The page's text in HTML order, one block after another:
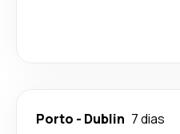
Porto - Dublin 7 dias